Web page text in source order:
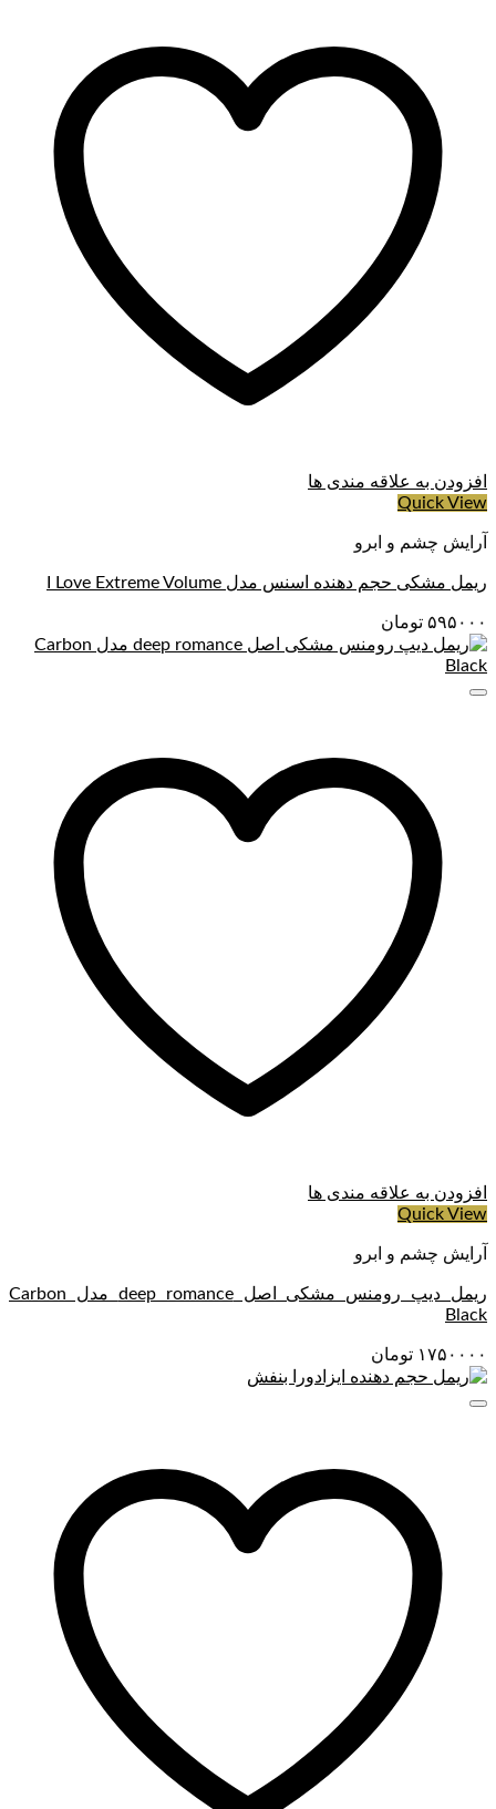
افزودن به علاقه مندی ها
Quick View
آرایش چشم و ابرو
ریمل مشکی حجم دهنده اسنس مدل I Love Extreme Volume
۵۹۵۰۰۰ تومان
افزودن به علاقه مندی ها
Quick View
آرایش چشم و ابرو
ریمل دیپ رومنس مشکی اصل deep romance مدل Carbon
Black
۱۷۵۰۰۰۰ تومان